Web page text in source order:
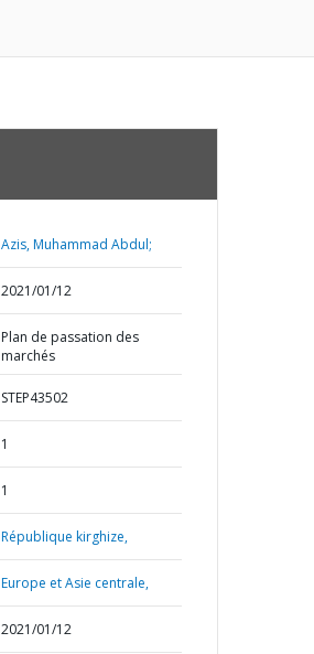
Azis, Muhammad Abdul;
2021/01/12
Plan de passation des
marchés
STEP43502
1
1
République kirghize,
Europe et Asie centrale,
2021/01/12